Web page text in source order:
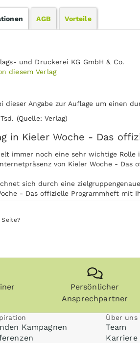
AGB Vorteile
und Druckerei KG GmbH & Co.
diesem Verlag
dieser Angabe zur Auflage um einen
(Quelle: Verlag)
in Kieler Woche - Das
immer noch eine sehr wichtige
von Kieler Woche -
sich durch eine
- Das offizielle Programmheft mit
der Nutzung steigert zudem die
zudem nachgeblättert und
offizielle Programmheft kann ohne
Persönlicher
Ansprechpartner
Kampagnen
Über uns
Team
Karriere